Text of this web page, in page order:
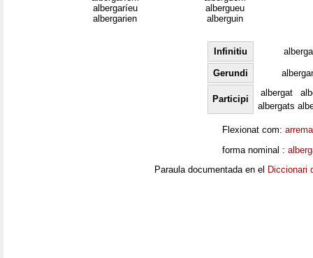
albergaríeu
albergarien
albergueu
alberguin
Infinitiu
Gerundi
Participi
albergat
albergats
Flexionat com:
forma nominal :
Paraula documentada en el Diccionari